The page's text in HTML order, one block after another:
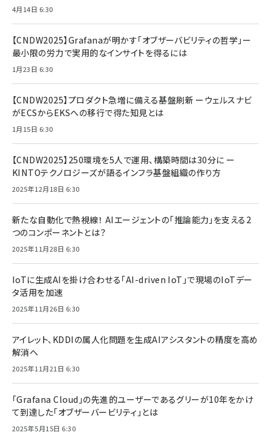
4月14日 6:30
【CNDW2025】Grafanaが明かす「オブザーバビリティの哲学」ー
最小限の労力で実用的なインサイトを得るには
1月23日 6:30
【CNDW2025】プロダクト急増に備える基盤刷新 ーウェルスナビ
がECSからEKSへの移行で得た知見とは
1月15日 6:30
【CNDW2025】250環境を5人で運用、構築時間は30分に ー
KINTOテクノロジーズが語るインフラ基盤組織の作り方
2025年12月18日 6:30
新たな自動化で熱視線！ AIエージェントの「推論能力」を支える2
つのコンポーネントとは？
2025年11月28日 6:30
IoTに生成AIを掛け合わせる「AI-driven IoT」で現場のIoTデー
タ活用を加速
2025年11月26日 6:30
アイレット、KDDIの属人化問題を生成AIアシスタントの精度を高め
解消へ
2025年11月21日 6:30
「Grafana Cloud」の先進的ユーザーであるグリーが10年をかけ
て到達した「オブザーバービリティ」とは
2025年5月15日 6:30